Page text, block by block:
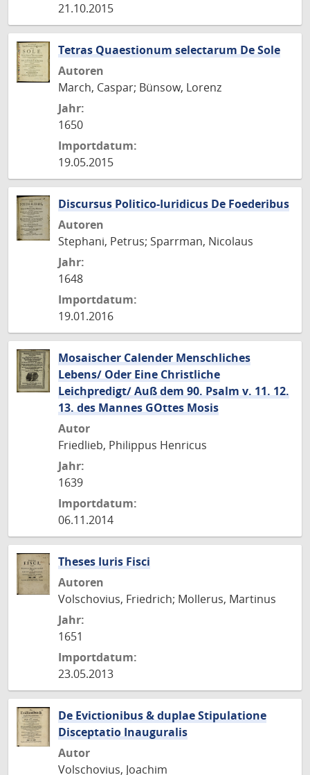
21.10.2015
Tetras Quaestionum selectarum De Sole
Autoren
March, Caspar; Bünsow, Lorenz
Jahr:
1650
Importdatum:
19.05.2015
Discursus Politico-Iuridicus De Foederibus
Autoren
Stephani, Petrus; Sparrman, Nicolaus
Jahr:
1648
Importdatum:
19.01.2016
Mosaischer Calender Menschliches
Lebens/ Oder Eine Christliche
Leichpredigt/ Auß dem 90. Psalm v. 11. 12.
13. des Mannes GOttes Mosis
Autor
Friedlieb, Philippus Henricus
Jahr:
1639
Importdatum:
06.11.2014
Theses Iuris Fisci
Autoren
Volschovius, Friedrich; Mollerus, Martinus
Jahr:
1651
Importdatum:
23.05.2013
De Evictionibus & duplae Stipulatione
Disceptatio Inauguralis
Autor
Volschovius, Joachim